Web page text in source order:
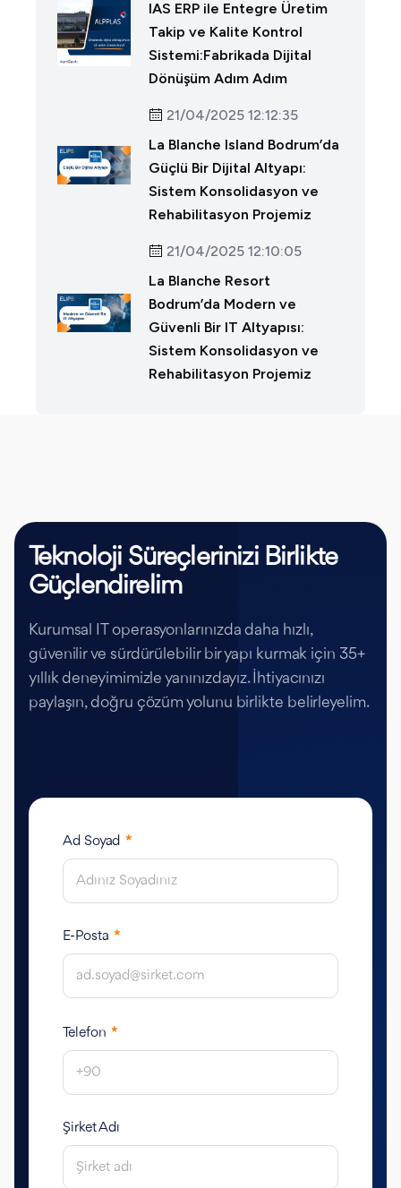
IAS ERP ile Entegre Üretim
Takip ve Kalite Kontrol
Sistemi:Fabrikada Dijital
Dönüşüm Adım Adım
21/04/2025 12:12:35
La Blanche Island Bodrum’da
Güçlü Bir Dijital Altyapı:
Sistem Konsolidasyon ve
Rehabilitasyon Projemiz
21/04/2025 12:10:05
La Blanche Resort
Bodrum’da Modern ve
Güvenli Bir IT Altyapısı:
Sistem Konsolidasyon ve
Rehabilitasyon Projemiz
Teknoloji Süreçlerinizi Birlikte
Güçlendirelim
Kurumsal IT operasyonlarınızda daha hızlı,
güvenilir ve sürdürülebilir bir yapı kurmak için 35+
yıllık deneyimimizle yanınızdayız. İhtiyacınızı
paylaşın, doğru çözüm yolunu birlikte belirleyelim.
Ad Soyad *
E-Posta *
Telefon *
Şirket Adı